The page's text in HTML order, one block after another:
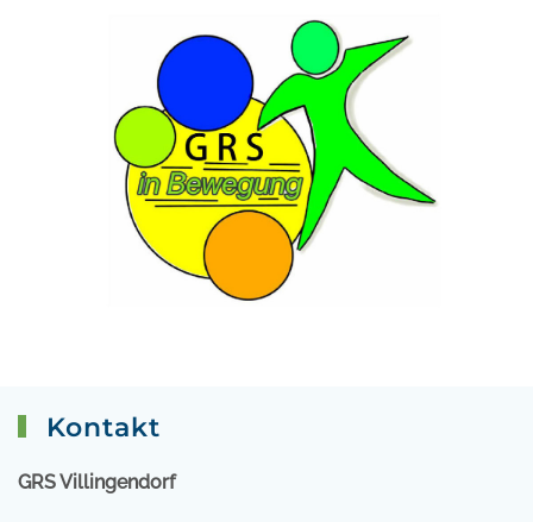
Kontakt
GRS Villingendorf